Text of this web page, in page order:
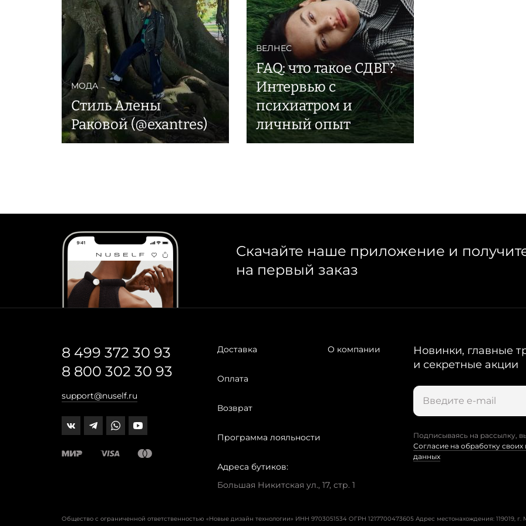
МОДА
Стиль Алены
Раковой (@exantres)
ВЕЛНЕС
FAQ: что такое СДВГ?
Интервью с
психиатром и
личный опыт
Скачайте наше приложение и
на первый заказ
8 499 372 30 93
8 800 302 30 93
support@nuself.ru
Доставка
Оплата
Возврат
Программа лояльности
О компании
Адреса бутиков:
Большая Никитская ул., 17, стр. 1
Новинки, главные
и секретные акции
Подписываясь на рассылку,
Согласие на обработку
данных
Общество с ограниченной ответственностью «Новые дизайн технологии» ИНН 9703051534 ОГРН 1217700473605 Адрес местонахождения: 119019,